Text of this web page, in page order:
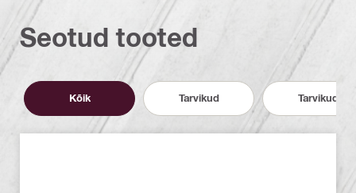
Seotud tooted
Kõik Tarvikud Tarvikud